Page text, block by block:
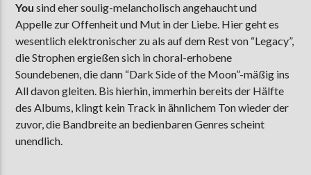
You sind eher soulig-melancholisch angehaucht und
Appelle zur Offenheit und Mut in der Liebe. Hier geht es
wesentlich elektronischer zu als auf dem Rest von “Legacy”,
die Strophen ergießen sich in choral-erhobene
Soundebenen, die dann “Dark Side of the Moon”-mäßig ins
All davon gleiten. Bis hierhin, immerhin bereits der Hälfte
des Albums, klingt kein Track in ähnlichem Ton wieder der
zuvor, die Bandbreite an bedienbaren Genres scheint
unendlich.